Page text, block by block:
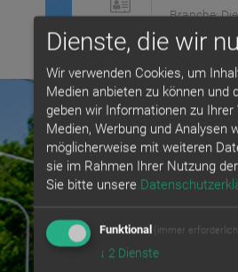
Branche:
Kräuter
Frau
84088
Dienste, die wir
Wir verwenden Cookies, um
Medien anbieten zu können
geben wir Informationen zu
Medien, Werbung und Analysen
möglicherweise mit weiteren
sie im Rahmen Ihrer Nutzung
Sie bitte unsere
Funktional (immer
↓ 2 Dienste